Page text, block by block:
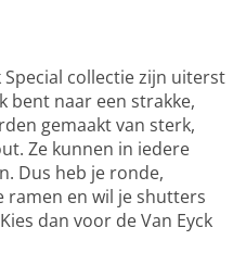
collectie zijn uiterst
bent naar een strakke,
gemaakt van sterk,
Ze kunnen in iedere
Dus heb je ronde,
en wil je shutters
dan voor de Van Eyck